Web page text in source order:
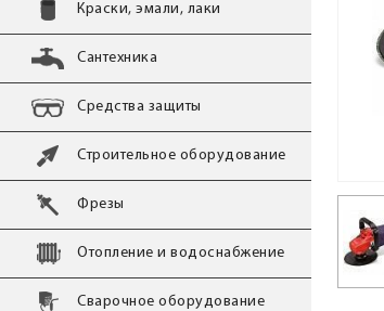
Краски, эмали, лаки
Сантехника
Средства защиты
Строительное оборудование
Фрезы
Отопление и водоснабжение
Сварочное оборудование